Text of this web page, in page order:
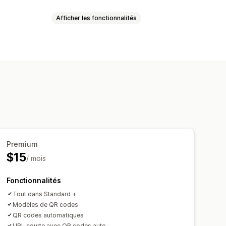
Afficher les fonctionnalités
Premium
$15/ mois
Fonctionnalités
Tout dans Standard +
Modèles de QR codes
QR codes automatiques